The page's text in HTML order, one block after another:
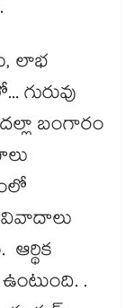
లాభ
గురువు
బంగారం
వివాదాలు
.